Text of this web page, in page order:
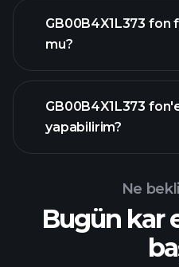
GB00B4X1L373 fon
mu?
GB00B4X1L373 fon'e
yapabilirim?
Ne
Bugün kar